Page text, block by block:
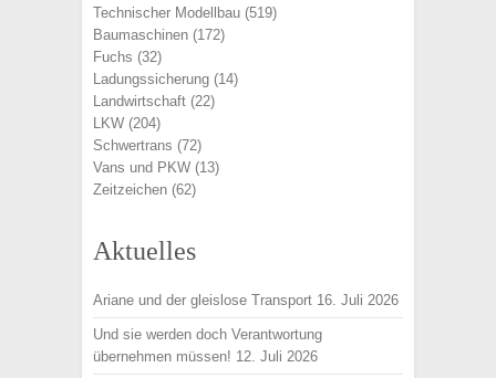
Technischer Modellbau (519)
Baumaschinen (172)
Fuchs (32)
Ladungssicherung (14)
Landwirtschaft (22)
LKW (204)
Schwertrans (72)
Vans und PKW (13)
Zeitzeichen (62)
Aktuelles
Ariane und der gleislose Transport 16. Juli 2026
Und sie werden doch Verantwortung
übernehmen müssen! 12. Juli 2026